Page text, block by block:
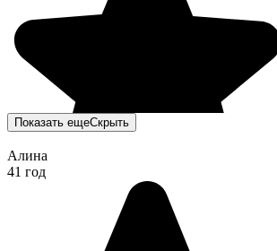
Показать ещеСкрыть
Алина
41 год